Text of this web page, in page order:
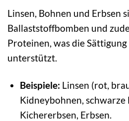
Linsen, Bohnen und Erbsen
Ballaststoffbomben und
Proteinen, was die
unterstützt.
Beispiele: Linsen (rot,
Kidneybohnen, schwarze
Kichererbsen, Erbsen.